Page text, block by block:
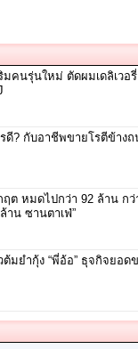
มคนรุ่นใหม่ ตัดผมเดลิเวอ
ดี? กับอาชีพขายโรตีข้าง
ฤต หมดไปกว่า 92 ล้าน ก
าน ซานตาเฟ่”
ต้มยำกุ้ง “พี่อ้อ” ธุจกิจยอ